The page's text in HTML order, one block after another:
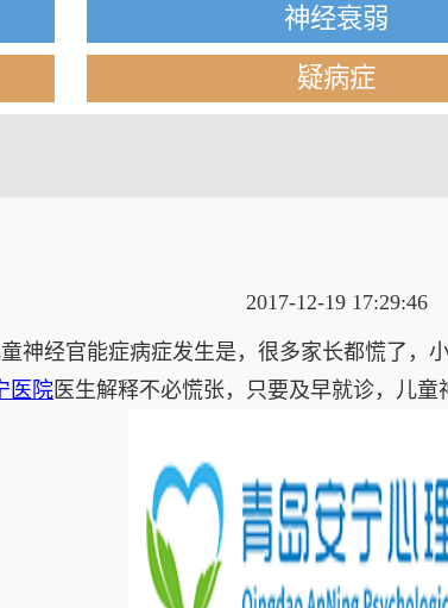
神经衰弱
疑病症
2017-12-19 17:29:46
神经官能症病症发生是，很多家长都慌了，
医院医生解释不必慌张，只要及早就诊，儿童